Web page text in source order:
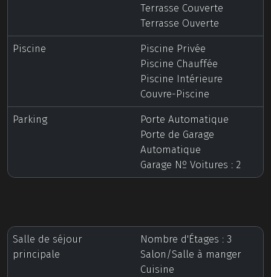
Terrasse Couverte
Terrasse Ouverte
Piscine
Piscine Privée
Piscine Chauffée
Piscine Intérieure
Couvre-Piscine
Parking
Porte Automatique
Porte de Garage
Automatique
Garage Nº Voitures : 2
Salle de séjour
principale
Nombre d'Étages : 3
Salon/Salle à manger
Cuisine